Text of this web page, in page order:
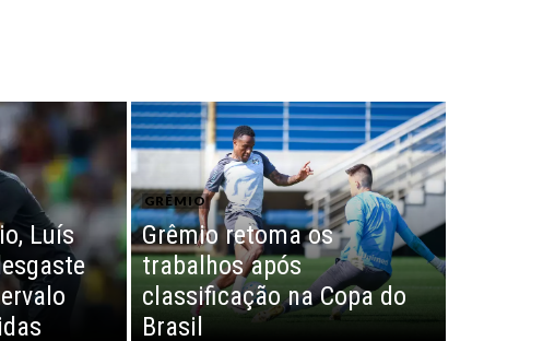
Luís
GRÊMIO
Grêmio retoma os
trabalhos após
classificação na Copa do
Brasil